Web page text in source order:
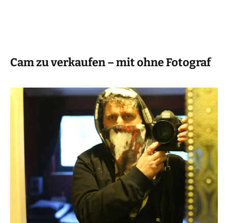
Cam zu verkaufen – mit ohne Fotograf